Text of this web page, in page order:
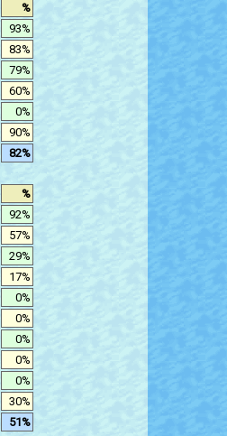
%
93%
83%
79%
60%
0%
90%
82%
%
92%
57%
29%
17%
0%
0%
0%
0%
0%
30%
51%